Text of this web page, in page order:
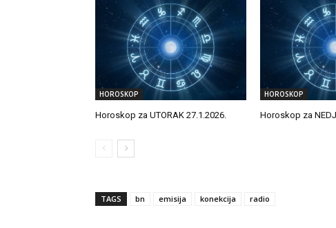
HOROSKOP
Horoskop za UTORAK 27.1.2026.
HOROSKOP
Horoskop za
TAGS bn emisija konekcija radio